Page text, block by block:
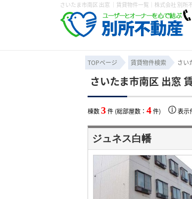
さいたま市南区 出窓 ｜賃貸物件一覧｜株式会社 別所
条件から探す 学区
保存した検索条件
賃貸管理について
オーナー座談会 賃
売買物件一覧 購入
不動産売却について
媒介契約の種類 諸
よくある質問
入居者様専用ページ
会社概要 スタッフ
個人情報の取り扱い
TOPページ 賃貸物件検索 さい
さいたま市南区 出窓
棟数3件 (総部屋数： 4件) 表示
ジュネス白幡